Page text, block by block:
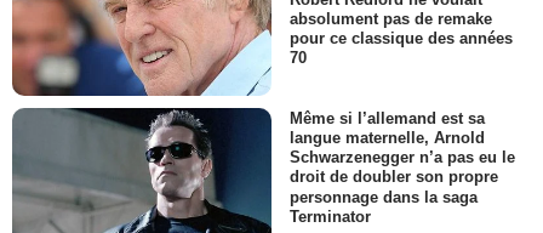
absolument pas de remake
pour ce classique des années
70
Même si l’allemand est sa
langue maternelle, Arnold
Schwarzenegger n’a pas eu le
droit de doubler son propre
personnage dans la saga
Terminator